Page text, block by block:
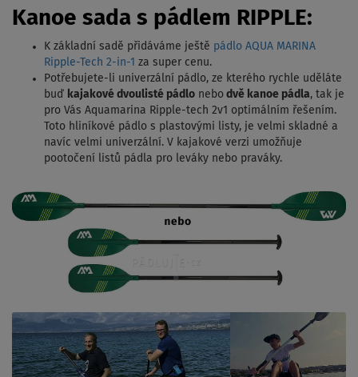
Kanoe sada s pádlem RIPPLE:
K základní sadě přidáváme ještě pádlo AQUA MARINA
Ripple-Tech 2-in-1 za super cenu.
Potřebujete-li univerzální pádlo, ze kterého rychle uděláte
buď kajakové dvoulisté pádlo nebo dvě kanoe pádla, tak je
pro Vás Aquamarina Ripple-tech 2v1 optimálním řešením.
Toto hliníkové pádlo s plastovými listy, je velmi skladné a
navíc velmi univerzální. V kajakové verzi umožňuje
pootočení listů pádla pro leváky nebo praváky.